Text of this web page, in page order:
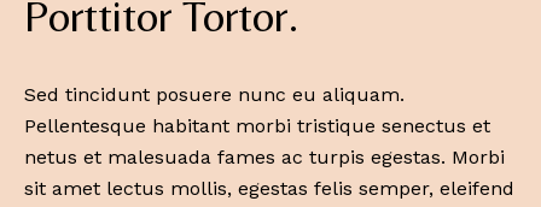
Porttitor Tortor.
Sed tincidunt posuere nunc eu aliquam.
Pellentesque habitant morbi tristique senectus et
netus et malesuada fames ac turpis egestas. Morbi
sit amet lectus mollis, egestas felis semper, eleifend